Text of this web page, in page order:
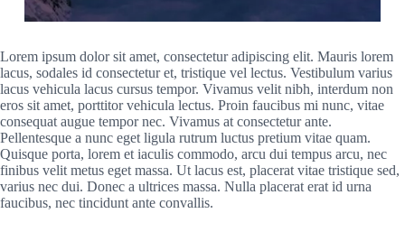
Lorem ipsum dolor sit amet, consectetur adipiscing elit. Mauris lorem
lacus, sodales id consectetur et, tristique vel lectus. Vestibulum varius
lacus vehicula lacus cursus tempor. Vivamus velit nibh, interdum non
eros sit amet, porttitor vehicula lectus. Proin faucibus mi nunc, vitae
consequat augue tempor nec. Vivamus at consectetur ante.
Pellentesque a nunc eget ligula rutrum luctus pretium vitae quam.
Quisque porta, lorem et iaculis commodo, arcu dui tempus arcu, nec
finibus velit metus eget massa. Ut lacus est, placerat vitae tristique sed,
varius nec dui. Donec a ultrices massa. Nulla placerat erat id urna
faucibus, nec tincidunt ante convallis.